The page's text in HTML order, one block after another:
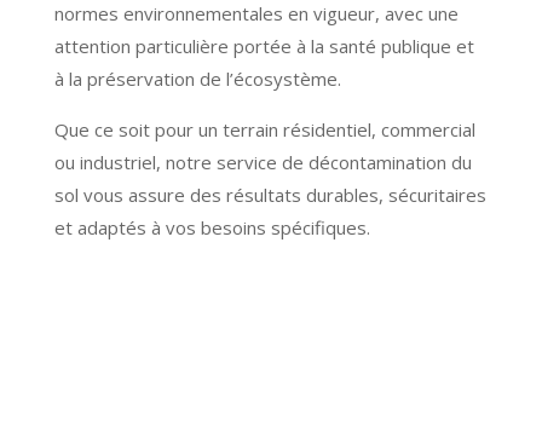
normes environnementales en vigueur, avec une
attention particulière portée à la santé publique et
à la préservation de l’écosystème.
Que ce soit pour un terrain résidentiel, commercial
ou industriel, notre service de décontamination du
sol vous assure des résultats durables, sécuritaires
et adaptés à vos besoins spécifiques.